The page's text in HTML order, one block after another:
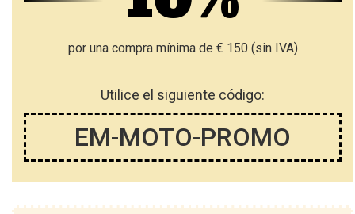
por una compra mínima de € 150 (sin IVA)
Utilice el siguiente código:
EM-MOTO-PROMO